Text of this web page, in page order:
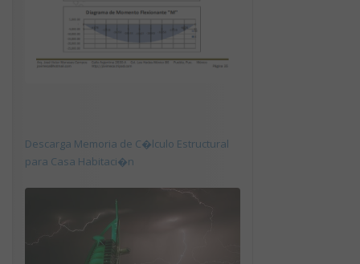
Descarga Memoria de C�lculo Estructural
para Casa Habitaci�n